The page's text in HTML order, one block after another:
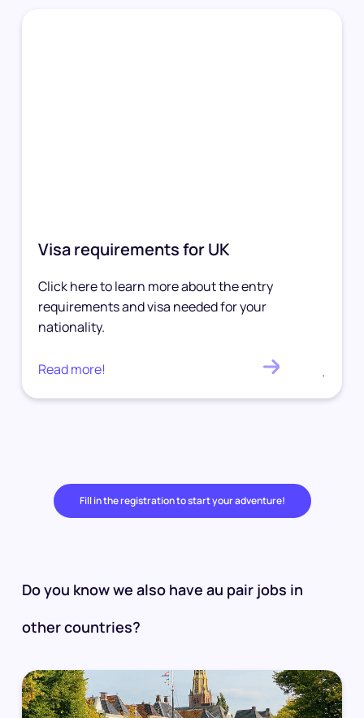
Visa requirements for UK
Click here to learn more about the entry
requirements and visa needed for your
nationality.
Read more! .
Fill in the registration to start your adventure!
Do you know we also have au pair jobs in
other countries?